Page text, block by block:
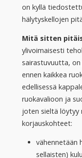
on kyllä
hälytyskellojen
Mitä sitten
ylivoimaisesti
sairastuvuutta,
ennen kaikkea
edellisessä
ruokavalioon ja
joten sieltä löytyy
korjauskohteet:
vähennetään
sellaisten)